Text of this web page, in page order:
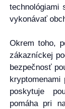
technológiami
vykonávať
Okrem toho,
zákazníckej
bezpečnosť
poskytuje
pomáha pri